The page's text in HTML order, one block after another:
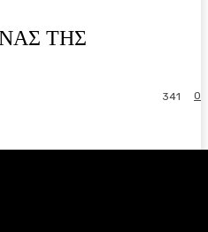
ΤΗΣ
0
341